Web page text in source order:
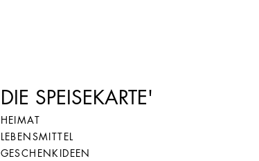
DIE SPEISEKARTE'
HEIMAT
LEBENSMITTEL
GESCHENKIDEEN